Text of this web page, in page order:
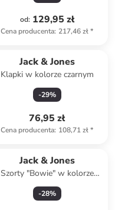
od: 129,95 zł
Cena producenta: 217,46 zł*
Jack & Jones
Klapki w kolorze czarnym
-29%
76,95 zł
Cena producenta: 108,71 zł*
Jack & Jones
Szorty "Bowie" w kolorze
granatowym
-28%